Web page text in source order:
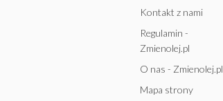
Kontakt z nami
Regulamin -
Zmienolej.pl
O nas - Zmienolej.pl
Mapa strony